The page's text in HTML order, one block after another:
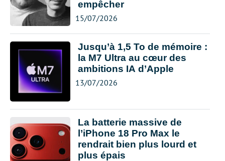
empêcher
15/07/2026
Jusqu’à 1,5 To de mémoire :
la M7 Ultra au cœur des
ambitions IA d’Apple
13/07/2026
La batterie massive de
l’iPhone 18 Pro Max le
rendrait bien plus lourd et
plus épais